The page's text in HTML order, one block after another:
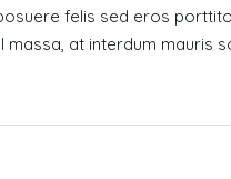
felis sed eros
at interdum mauris